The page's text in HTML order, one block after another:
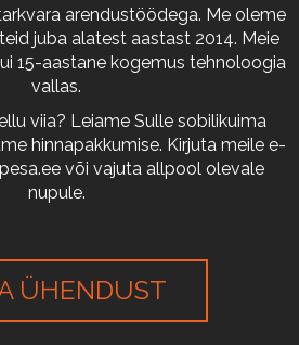
arendustöödega. Me oleme
juba alatest aastast 2014. Meie
15-aastane kogemus tehnoloogia
vallas.
viia? Leiame Sulle sobilikuima
hinnapakkumise. Kirjuta meile e-
või vajuta allpool olevale
nupule.
ÜHENDUST